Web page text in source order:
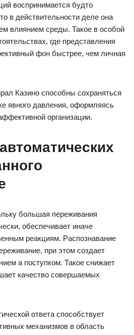
воспринимается будто
в действительности деле она
влиянием среды. Такое в особой
где представления
фон быстрее, чем личная
Казино способны сохраняться
явного давления, оформляясь
организации.
большая переживания
обеспечивает иначе
реакциям. Распознавание
при этом создает
а поступком. Такое снижает
качество совершаемых
ответа способствует
механизмов в область